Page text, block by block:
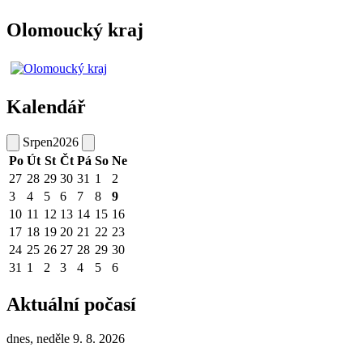
Olomoucký kraj
Kalendář
Srpen2026
Po Út St Čt Pá So Ne
27 28 29 30 31 1
2
3
4 5 6 7 8
9
10 11 12 13 14 15 16
17 18 19 20 21 22 23
24 25 26 27 28 29 30
31 1 2 3 4 5 6
Aktuální počasí
dnes, neděle 9. 8. 2026